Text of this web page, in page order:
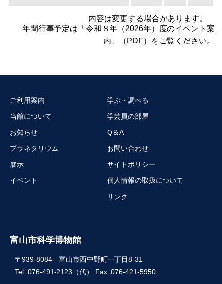
内容は変更する場合があります。
年間行事予定は 「令和８年（2026年）度のイベント案
内」（PDF）
をご覧ください。
富山市科学博物館
〒939-8084 富山市西中野町一丁目8-31
Tel: 076-491-2123（代） Fax: 076-421-5950
ご利用案内
当館について
お知らせ
プラネタリウム
展示
イベント
学ぶ・調べる
学芸員の部屋
Q＆A
お問い合わせ
サイトポリシー
個人情報の取扱について
リンク